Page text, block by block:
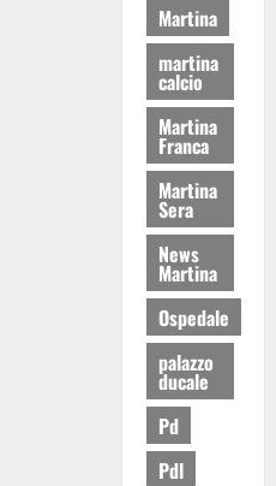
Martina
martina
calcio
Martina
Franca
Martina
Sera
News
Martina
Ospedale
palazzo
ducale
Pd
Pdl